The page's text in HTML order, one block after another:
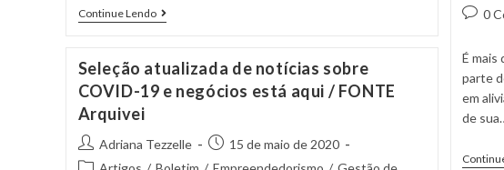
Continue Lendo
0
É mais
parte
em
de
Seleção atualizada de notícias sobre
COVID-19 e negócios está aqui / FONTE
Arquivei
Adriana Tezzelle
15 de maio de 2020